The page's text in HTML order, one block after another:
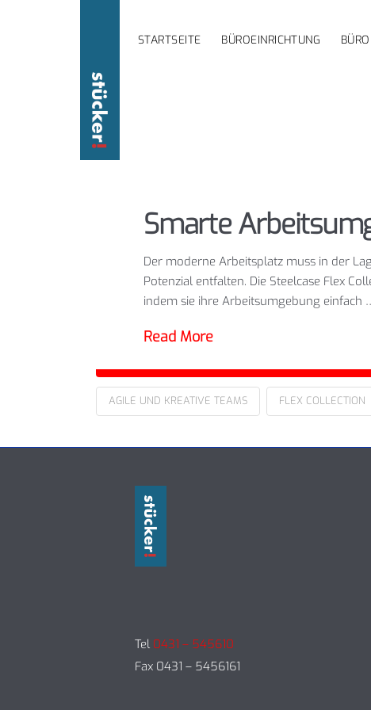
STARTSEITE BÜROEINRICHTUNG
Smarte
Der moderne Arbeitsplatz muss in der
Potenzial entfalten. Die Steelcase Flex
indem sie ihre Arbeitsumgebung einfach
Read More
AGILE UND KREATIVE TEAMS FLEX COLLECTION
Tel 0431 – 545610
Fax 0431 – 5456161